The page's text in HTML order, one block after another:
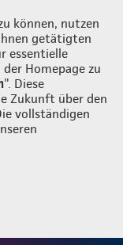
können, nutzen
getätigten
essentielle
Homepage zu
". Diese
Zukunft über den
vollständigen
Login